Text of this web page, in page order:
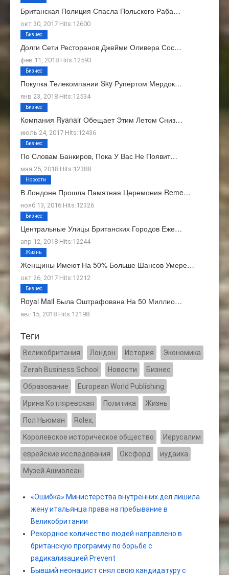
Британская Полиция Спасла Польского Раба…
окт 30, 2017 Hits:12600
Долги Сети Ресторанов Джейми Оливера Сос…
фев 11, 2018 Hits:12593
Бизнес
Покупка Телекомпании Sky Рупертом Мердок…
янв 23, 2018 Hits:12534
Бизнес
Компания Ryanair Обещает Этим Летом Сниз…
июль 24, 2017 Hits:12436
Бизнес
По Словам Банкиров, Пока У Вас Не Появит…
мая 25, 2018 Hits:12388
Бизнес
В Лондоне Прошла Памятная Церемония Reme…
нояб 13, 2016 Hits:12326
Новости
Центральные Улицы Британских Городов Еже…
апр 12, 2018 Hits:12244
Бизнес
Женщины Имеют На 50% Больше Шансов Умере…
окт 26, 2017 Hits:12212
Жизнь
Royal Mail Была Оштрафована На 50 Миллио…
авг 15, 2018 Hits:12198
Бизнес
Теги
Великобритания Лондон История Экономика
Zerah Business School Новости Бизнес
Образование European World Publishing
Ирина Котляревская Политика Жизнь
Пол Ньюман Rolex,
Kоролевское историческое общество Иерусалим
еврейские исследования Оксфорд иудаика
Музей Ашмолеан
«Ошибка» Министерства внутренних дел лишила
жену итальянца права на пребывание в
Великобритании
Рекордное количество людей направлено в
британскую программу по борьбе с
радикализацией Prevent
Бывший неонацист снял свою кандидатуру с